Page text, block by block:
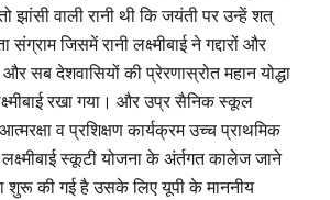
झांसी वाली रानी थी कि जयंती पर उन्हें शत्
जिसमें रानी लक्ष्मीबाई ने गद्दारों और
सब देशवासियों की प्रेरणास्रोत महान योद्धा
रखा गया। और उप्र सैनिक स्कूल
व प्रशिक्षण कार्यक्रम उच्च प्राथमिक
स्कूटी योजना के अंर्तगत कालेज जाने
शुरू की गई है उसके लिए यूपी के माननीय